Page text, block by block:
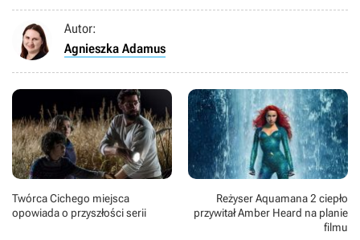
Autor:
Agnieszka Adamus
Twórca Cichego miejsca
opowiada o przyszłości serii
Reżyser Aquamana 2 ciepło
przywitał Amber Heard na planie
filmu